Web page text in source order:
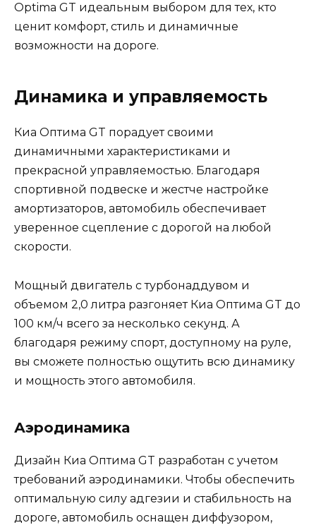
Optima GT идеальным выбором для тех, кто
ценит комфорт, стиль и динамичные
возможности на дороге.
Динамика и управляемость
Киа Оптима GT порадует своими
динамичными характеристиками и
прекрасной управляемостью. Благодаря
спортивной подвеске и жестче настройке
амортизаторов, автомобиль обеспечивает
уверенное сцепление с дорогой на любой
скорости.
Мощный двигатель с турбонаддувом и
объемом 2,0 литра разгоняет Киа Оптима GT до
100 км/ч всего за несколько секунд. А
благодаря режиму спорт, доступному на руле,
вы сможете полностью ощутить всю динамику
и мощность этого автомобиля.
Аэродинамика
Дизайн Киа Оптима GT разработан с учетом
требований аэродинамики. Чтобы обеспечить
оптимальную силу адгезии и стабильность на
дороге, автомобиль оснащен диффузором,